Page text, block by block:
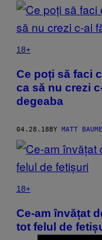
POSTS
BY
THIS
AUTHOR
18+
Ce poți să faci
ca să nu crezi
degeaba
04.28.18BY MATT BAUME
18+
Ce-am învățat
tot felul de